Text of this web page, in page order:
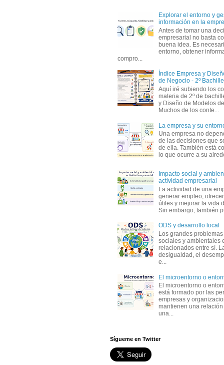
Explorar el entorno y
información en la
Antes de tomar una
empresarial no basta
buena idea. Es
entorno, obtener
compro...
Índice Empresa y
de Negocio - 2º
Aquí iré subiendo los
materia de 2º de
y Diseño de Modelos
Muchos de los conte...
La empresa y su
Una empresa no
de las decisiones que
de ella. También está
lo que ocurre a su
Impacto social y
actividad empresarial
La actividad de una
generar empleo,
útiles y mejorar la vida
Sin embargo, también
ODS y desarrollo local
Los grandes
sociales y ambientales
relacionados entre sí.
desigualdad, el
e...
El microentorno o
El microentorno o
está formado por las
empresas y
mantienen una
una...
Sígueme en Twitter